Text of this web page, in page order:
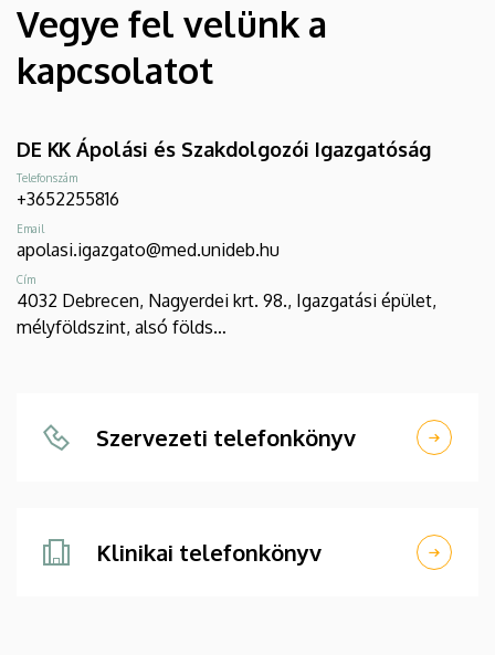
Vegye fel velünk a
kapcsolatot
DE KK Ápolási és Szakdolgozói Igazgatóság
Telefonszám
+3652255816
Email
apolasi.igazgato@med.unideb.hu
Cím
4032 Debrecen, Nagyerdei krt. 98., Igazgatási épület,
mélyföldszint, alsó földs…
Szervezeti telefonkönyv
Klinikai telefonkönyv